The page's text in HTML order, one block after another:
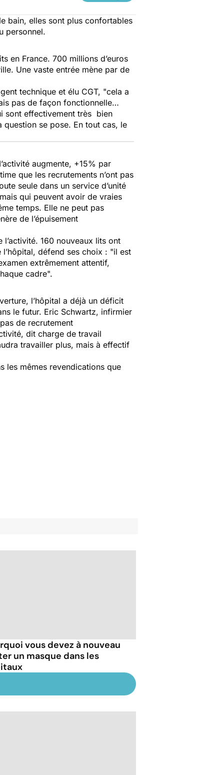
bain, elles sont plus confortables
personnel.
en France. 700 millions d’euros
Une vaste entrée mène par de
technique et élu CGT, "cela a
pas de façon fonctionnelle…
sont effectivement très bien
se pose. En tout cas, le
augmente, +15% par
que les recrutements n’ont pas
seule dans un service d’unité
qui peuvent avoir de vraies
temps. Elle ne peut pas
de l’épuisement
160 nouveaux lits ont
défend ses choix : "il est
extrêmement attentif,
cadre".
l’hôpital a déjà un déficit
le futur. Eric Schwartz, infirmier
de recrutement
dit charge de travail
travailler plus, mais à effectif
les mêmes revendications que
vous devez à nouveau
un masque dans les